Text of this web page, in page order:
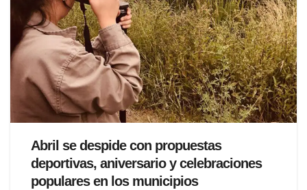
Abril se despide con propuestas
deportivas, aniversario y celebraciones
populares en los municipios